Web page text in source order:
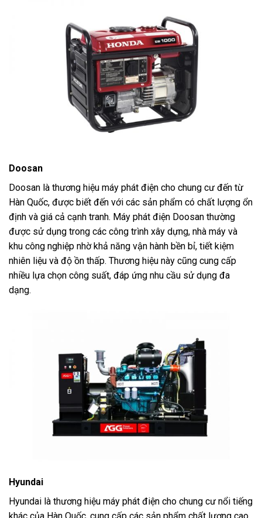
Doosan
Doosan là thương hiệu máy phát điện cho chung cư đến từ
Hàn Quốc, được biết đến với các sản phẩm có chất lượng ổn
định và giá cả cạnh tranh. Máy phát điện Doosan thường
được sử dụng trong các công trình xây dựng, nhà máy và
khu công nghiệp nhờ khả năng vận hành bền bỉ, tiết kiệm
nhiên liệu và độ ồn thấp. Thương hiệu này cũng cung cấp
nhiều lựa chọn công suất, đáp ứng nhu cầu sử dụng đa
dạng.
Hyundai
Hyundai là thương hiệu máy phát điện cho chung cư nổi tiếng